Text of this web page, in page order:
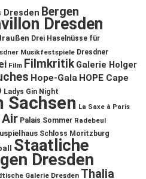
Dresden Bergen
Dresden
Drei Haselnüsse für
Musikfestspiele Dresdner
Film Filmkritik Galerie Holger
Hope-Gala HOPE Cape
Ladys Gin Night
Sachsen La Saxe à Paris
Air Palais Sommer Radebeul
Schloss Moritzburg
Staatliche
Dresden
Galerie Dresden Thalia